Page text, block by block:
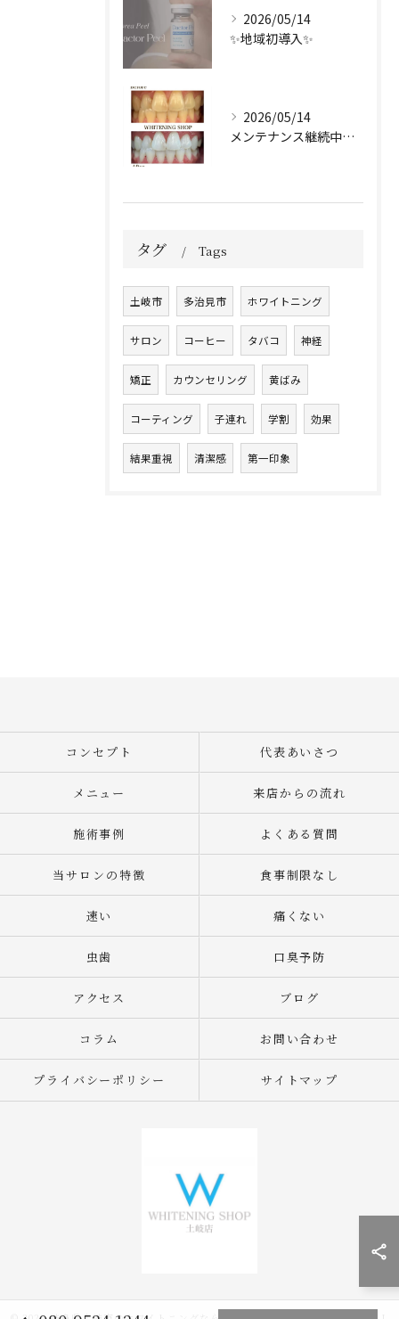
2026/05/14
✨地域初導入✨
2026/05/14
メンテナンス継続中のお客様🤍
タグ Tags
土岐市 多治見市 ホワイトニング
サロン コーヒー タバコ 神経
矯正 カウンセリング 黄ばみ
コーティング 子連れ 学割 効果
結果重視 清潔感 第一印象
コンセプト 代表あいさつ
メニュー 来店からの流れ
施術事例 よくある質問
当サロンの特徴 食事制限なし
速い 痛くない
虫歯 口臭予防
アクセス ブログ
コラム お問い合わせ
プライバシーポリシー サイトマップ